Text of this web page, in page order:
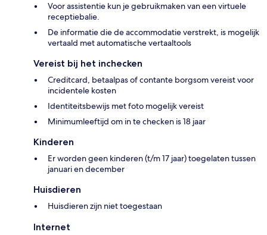
Voor assistentie kun je gebruikmaken van een virtuele
receptiebalie.
De informatie die de accommodatie verstrekt, is mogelijk
vertaald met automatische vertaaltools
Vereist bij het inchecken
Creditcard, betaalpas of contante borgsom vereist voor
incidentele kosten
Identiteitsbewijs met foto mogelijk vereist
Minimumleeftijd om in te checken is 18 jaar
Kinderen
Er worden geen kinderen (t/m 17 jaar) toegelaten tussen
januari en december
Huisdieren
Huisdieren zijn niet toegestaan
Internet